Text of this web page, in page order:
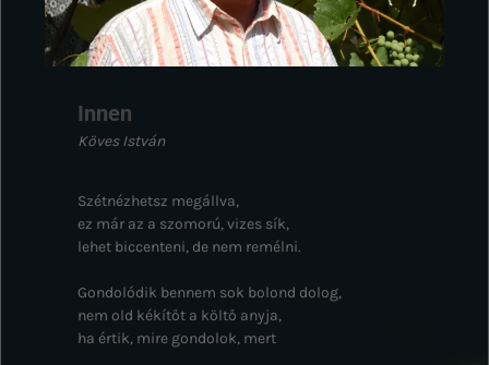
Innen
Köves István
Szétnézhetsz megállva,
ez már az a szomorú, vizes sík,
lehet biccenteni, de nem remélni.
Gondolódik bennem sok bolond dolog,
nem old kékítőt a költő anyja,
ha értik, mire gondolok, mert